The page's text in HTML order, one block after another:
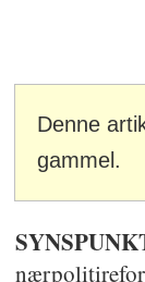
Denne
gammel.